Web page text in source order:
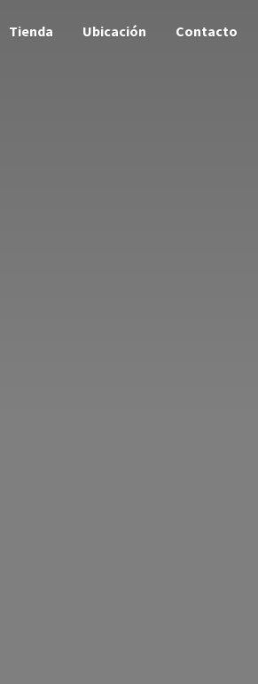
Tienda Ubicación Contacto